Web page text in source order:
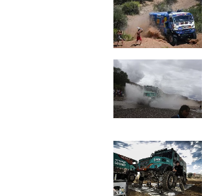
WRC